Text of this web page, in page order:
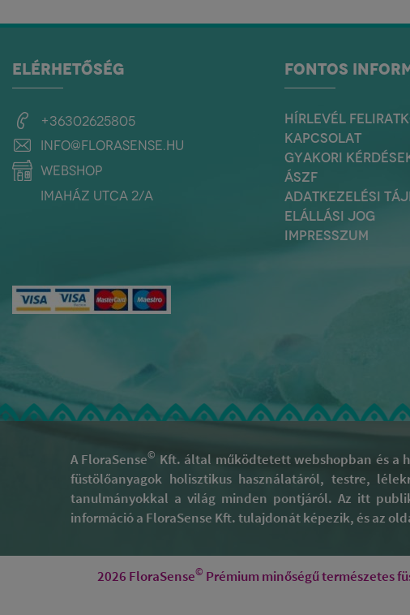
ELÉRHETŐSÉG
+36302625805
info@florasense.hu
webshop
Imaház utca 2/a
FONTOS
HÍRLEVÉL
KAPCSOLAT
GYAKORI
ÁSZF
ADATKEZELÉSI
ELÁLLÁSI JOG
IMPRESSZUM
A FloraSense© Kft. által működtetett webshopban és a
füstölőanyagok holisztikus használatáról, testre,
tanulmányokkal a világ minden pontjáról. Az itt
információ a FloraSense Kft. tulajdonát képezik, és az
2026 FloraSense© Prémium minőségű természetes